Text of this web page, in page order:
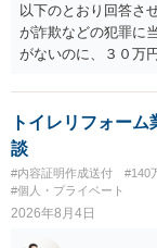
以下のとおり回答さ
が詐欺などの犯罪に
がないのに、３０万
段が取れるのか ⇒契
とが考えられますが
であるため、公序良
条）となるため、相
氏名や住所が分から
手続を利用する場合
トイレリフォー
談
#内容証明作成送付 #140
#個人・プライベート
2026年8月4日